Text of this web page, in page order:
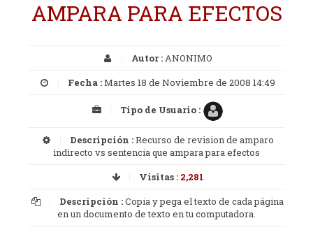
AMPARA PARA EFECTOS
Autor :ANONIMO
Fecha :Martes 18 de Noviembre de 2008 14:49
Tipo de Usuario :
Descripción :Recurso de revision de amparo
indirecto vs sentencia que ampara para efectos
Visitas : 2,281
Descripción :Copia y pega el texto de cada página
en un documento de texto en tu computadora.